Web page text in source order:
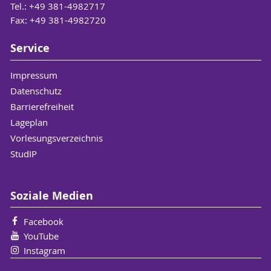
periodisation, EUI, Florenz, Vortragstitel:
28/10/2024, 18. Workshop Frauen- und
Geschlechtergeschichte, queer and trans∗
affections. Freund∗innenschaft, Liebe,
Eifersucht – Historische Perspektiven auf
queere und trans∗ Emotionen, Universität
Emotionale Räume frau-fraulicher
Beziehungen.
Tel.: +49 381-4982717
Fax: +49 381-4982720
Service
Impressum
Datenschutz
Barrierefreiheit
Lageplan
Vorlesungsverzeichnis
StudIP
Soziale Medien
Facebook
YouTube
Instagram